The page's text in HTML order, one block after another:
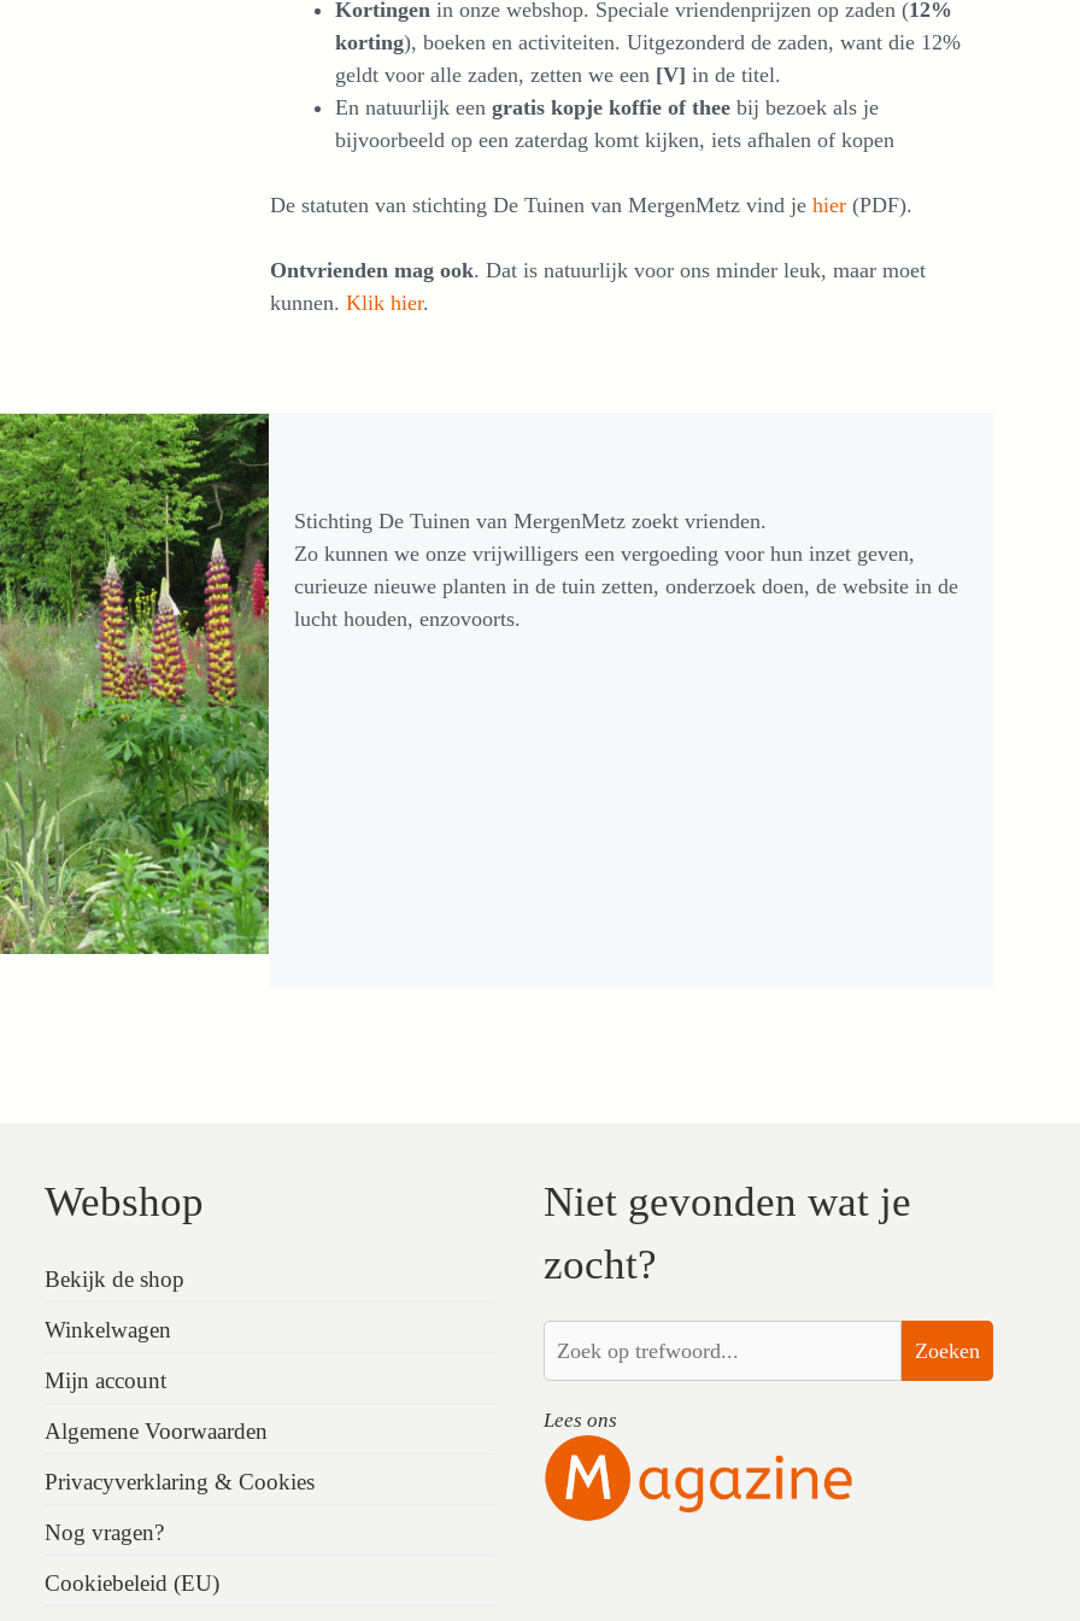
Kortingen in onze webshop. Speciale vriendenprijzen op zaden (12%
korting), boeken en activiteiten. Uitgezonderd de zaden, want die 12%
geldt voor alle zaden, zetten we een [V] in de titel.
En natuurlijk een gratis kopje koffie of thee bij bezoek als je
bijvoorbeeld op een zaterdag komt kijken, iets afhalen of kopen
De statuten van stichting De Tuinen van MergenMetz vind je hier (PDF).
Ontvrienden mag ook. Dat is natuurlijk voor ons minder leuk, maar moet
kunnen. Klik hier.
Stichting De Tuinen van MergenMetz zoekt vrienden.
Zo kunnen we onze vrijwilligers een vergoeding voor hun inzet geven,
curieuze nieuwe planten in de tuin zetten, onderzoek doen, de website in de
lucht houden, enzovoorts.
Webshop
Bekijk de shop
Winkelwagen
Mijn account
Algemene Voorwaarden
Privacyverklaring & Cookies
Nog vragen?
Cookiebeleid (EU)
Niet gevonden wat je
zocht?
Zoeken
Lees ons